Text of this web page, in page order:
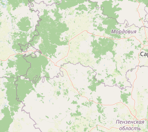
Местиа
Мисакциели
Мукузани
Мухрани
Мцхета
Мцване Концхи
Ниноцминда
Нокалакеви
Нуниси
С
Сагареджо
Сагурамо
Садахло
Садгери
Сазано
Саирме
Ч
Чакви
Чохатаури
Чхороцку
Отопление